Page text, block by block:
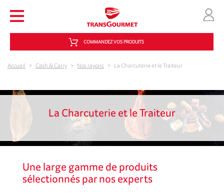
COMMANDEZ VOS PRODUITS
Accueil > Cash & Carry > Nos rayons > La Charcuterie et le Traiteur
La Charcuterie et le Traiteur
Une large gamme de produits
sélectionnés par nos experts